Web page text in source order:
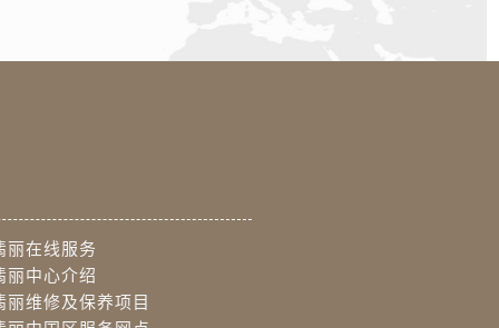
丽在线服务
丽中心介绍
丽维修及保养项目